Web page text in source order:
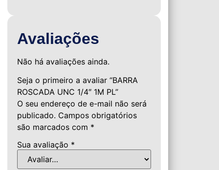
Avaliações
Não há avaliações ainda.
Seja o primeiro a avaliar “BARRA
ROSCADA UNC 1/4″ 1M PL”
O seu endereço de e-mail não será
publicado. Campos obrigatórios
são marcados com *
Sua avaliação *